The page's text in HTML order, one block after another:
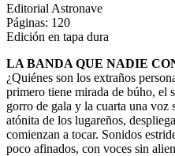
Editorial Astronave
Páginas: 120
Edición en tapa dura
LA BANDA QUE NADIE
¿Quiénes son los extraños
primero tiene mirada de búho, el
gorro de gala y la cuarta una voz
atónita de los lugareños,
comienzan a tocar. Sonidos
poco afinados, con voces sin